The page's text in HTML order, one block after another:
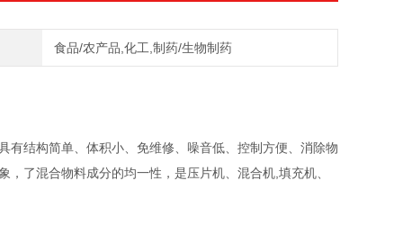
食品/农产品,化工,制药/生物制药
有结构简单、体积小、免维修、噪音低、控制方便、消除物
了混合物料成分的均一性，是压片机、混合机,填充机、